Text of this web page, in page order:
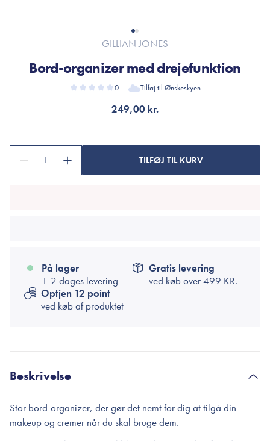
GILLIAN JONES
Bord-organizer med drejefunktion
0 Tilføj til Ønskeskyen
249,00 kr.
1 TILFØJ TIL KURV
På lager
1-2 dages levering
Gratis levering
ved køb over499 KR.
Optjen 12 point
ved køb af produktet
Beskrivelse
Stor bord-organizer, der gør det nemt for dig at tilgå din
makeup og cremer når du skal bruge dem.
Organizeren har 10 rum til bl.a. makeup-pensler, foundation,